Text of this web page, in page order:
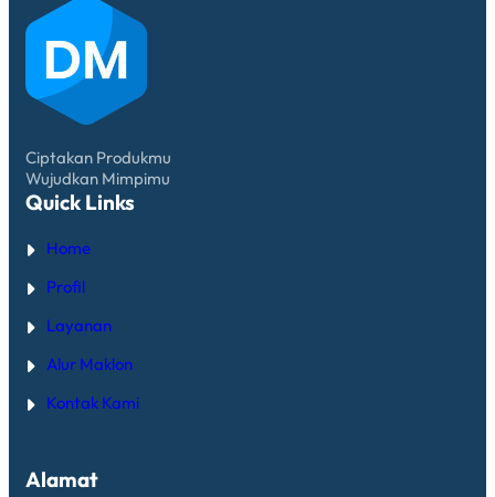
Ciptakan Produkmu
Wujudkan Mimpimu
Quick Links
Home
Profil
Layanan
Alur Maklon
Kontak Kami
Alamat